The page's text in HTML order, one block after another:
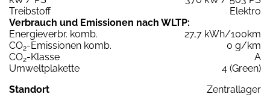
Treibstoff
Elektro
Verbrauch und Emissionen nach WLTP:
Energieverbr. komb.
27,7 kWh/100km
CO2-Emissionen komb.
0 g/km
CO2-Klasse
A
Umweltplakette
4 (Green)
Standort
Zentrallager